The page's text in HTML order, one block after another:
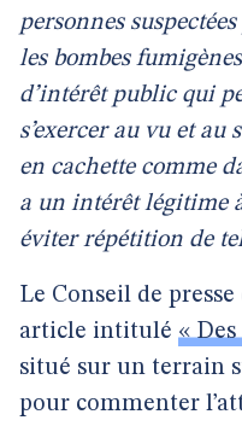
personnes
les bombes
d’intérêt public qui
s’exercer au vu et
en cachette comme
a un intérêt légitime
éviter répétition de
Le Conseil de
article intitulé «
situé sur un terrain
pour commenter